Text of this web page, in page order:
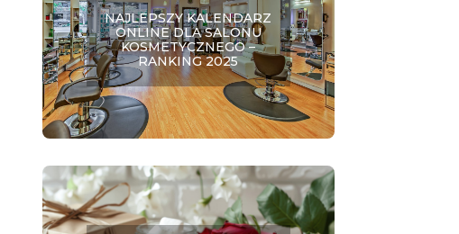
NAJLEPSZY KALENDARZ
ONLINE DLA SALONU
KOSMETYCZNEGO –
RANKING 2025